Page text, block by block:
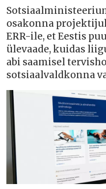
osakonna
ERR-ile, et Eestis
ülevaade, kuidas
abi saamisel
sotsiaalvaldkonna